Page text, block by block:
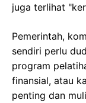
juga terlihat
Pemerintah,
sendiri perlu
program
finansial, atau
penting dan